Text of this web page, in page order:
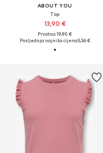
ABOUT YOU
Top
13,90 €
Prvotno: 19,90 €
Posljednja najniža cijena:5,56 €